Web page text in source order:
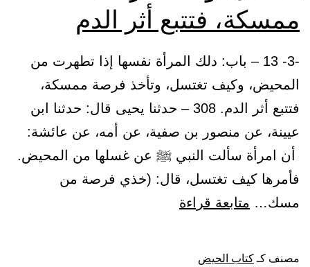
ممسكة، فتتبع أثر الدم
-3- 13 – باب: دلك المرأة نفسها إذا تطهرت من
المحيض، وكيف تغتسل، وتأخذ فرصة ممسكة،
فتتبع أثر الدم. 308 – حدثنا يحيى قال: حدثنا ابن
عيينة، عن منصور بن صفية، عن أمه، عن عائشة:
أن امرأة سألت النبي ﷺ عن غسلها من المحيض.
فأمرها كيف تغتسل، قال: (خذي فرصة من
مسك… متابعة قراءة
مصنف كـ كتاب الحيض